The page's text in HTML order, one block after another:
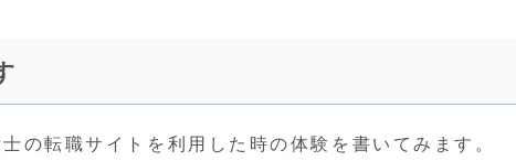
の転職サイトを利用した時の体験を書いてみます。